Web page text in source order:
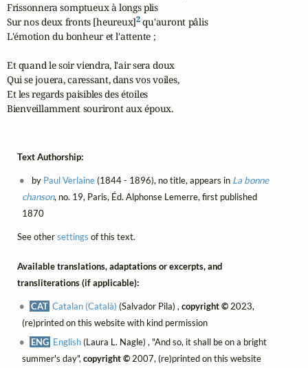
Frissonnera somptueux à longs plis
Sur nos deux fronts [heureux]2 qu'auront pâlis
L'émotion du bonheur et l'attente ;
Et quand le soir viendra, l'air sera doux
Qui se jouera, caressant, dans vos voiles,
Et les regards paisibles des étoiles
Bienveillamment souriront aux époux.
Text Authorship:
by Paul Verlaine(1844 - 1896), no title, appears in La bonne
chanson, no. 19, Paris, Éd. Alphonse Lemerre, first published
1870
See othersettings of this text.
Available translations, adaptations or excerpts, and
transliterations (if applicable):
CAT Catalan (Català) (Salvador Pila) ,copyright © 2023,
(re)printed on this website with kind permission
ENG English(Laura L. Nagle) , "And so, it shall be on a bright
summer's day", copyright ©2007, (re)printed on this website